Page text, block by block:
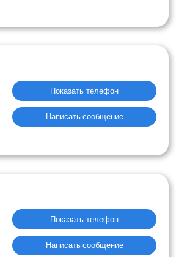
Показать телефон
Написать сообщение
Показать телефон
Написать сообщение